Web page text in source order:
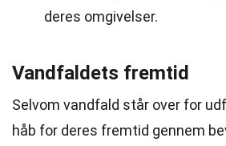
deres omgivelser.
Vandfaldets fremtid
Selvom vandfald står over for
håb for deres fremtid gennem